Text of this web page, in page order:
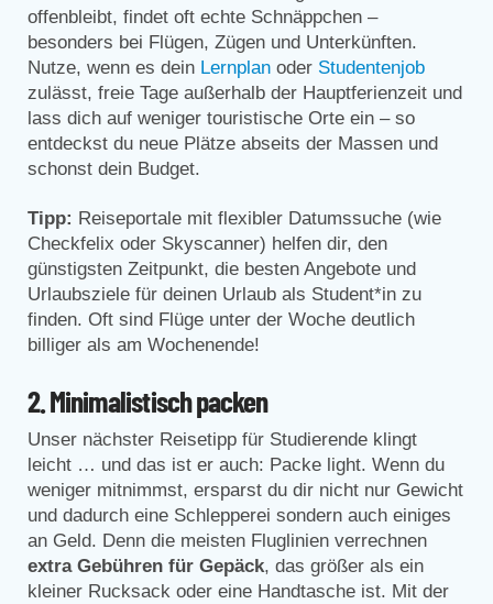
offenbleibt, findet oft echte Schnäppchen –
besonders bei Flügen, Zügen und Unterkünften.
Nutze, wenn es dein Lernplan oder Studentenjob
zulässt, freie Tage außerhalb der Hauptferienzeit und
lass dich auf weniger touristische Orte ein – so
entdeckst du neue Plätze abseits der Massen und
schonst dein Budget.
Tipp: Reiseportale mit flexibler Datumssuche (wie
Checkfelix oder Skyscanner) helfen dir, den
günstigsten Zeitpunkt, die besten Angebote und
Urlaubsziele für deinen Urlaub als Student*in zu
finden. Oft sind Flüge unter der Woche deutlich
billiger als am Wochenende!
2. Minimalistisch packen
Unser nächster Reisetipp für Studierende klingt
leicht … und das ist er auch: Packe light. Wenn du
weniger mitnimmst, ersparst du dir nicht nur Gewicht
und dadurch eine Schlepperei sondern auch einiges
an Geld. Denn die meisten Fluglinien verrechnen
extra Gebühren für Gepäck, das größer als ein
kleiner Rucksack oder eine Handtasche ist. Mit der